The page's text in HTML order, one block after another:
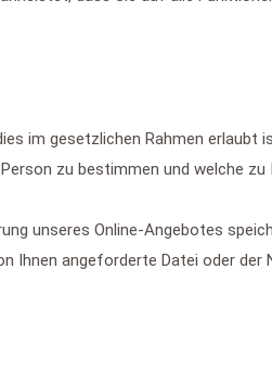
im gesetzlichen Rahmen erlaubt
zu bestimmen und welche
unseres Online-Angebotes
Ihnen angeforderte Datei oder der